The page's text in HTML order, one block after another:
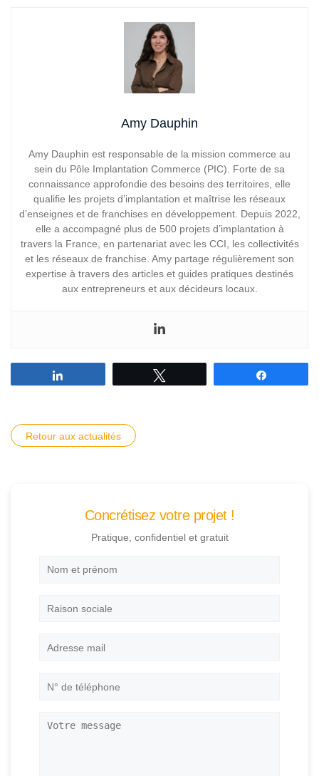
Amy Dauphin
Amy Dauphin est responsable de la mission commerce au
sein du Pôle Implantation Commerce (PIC). Forte de sa
connaissance approfondie des besoins des territoires, elle
qualifie les projets d’implantation et maîtrise les réseaux
d’enseignes et de franchises en développement. Depuis 2022,
elle a accompagné plus de 500 projets d’implantation à
travers la France, en partenariat avec les CCI, les collectivités
et les réseaux de franchise. Amy partage régulièrement son
expertise à travers des articles et guides pratiques destinés
aux entrepreneurs et aux décideurs locaux.
Retour aux actualités
Concrétisez votre projet !
Pratique, confidentiel et gratuit
Nom
Raison
Adresse
N°
Votre